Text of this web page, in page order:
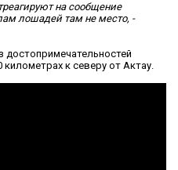
на сообщение
лошадей там не место, -
достопримечательностей
к северу от Актау.